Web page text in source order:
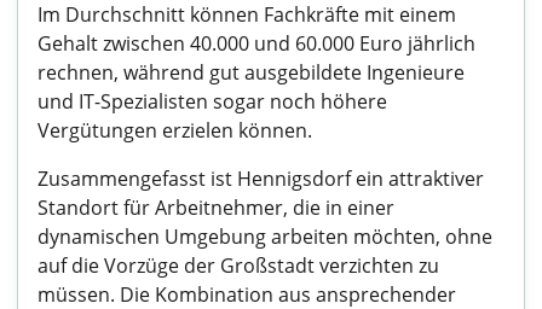
Im Durchschnitt können Fachkräfte mit einem
Gehalt zwischen 40.000 und 60.000 Euro jährlich
rechnen, während gut ausgebildete Ingenieure
und IT-Spezialisten sogar noch höhere
Vergütungen erzielen können.
Zusammengefasst ist Hennigsdorf ein attraktiver
Standort für Arbeitnehmer, die in einer
dynamischen Umgebung arbeiten möchten, ohne
auf die Vorzüge der Großstadt verzichten zu
müssen. Die Kombination aus ansprechender